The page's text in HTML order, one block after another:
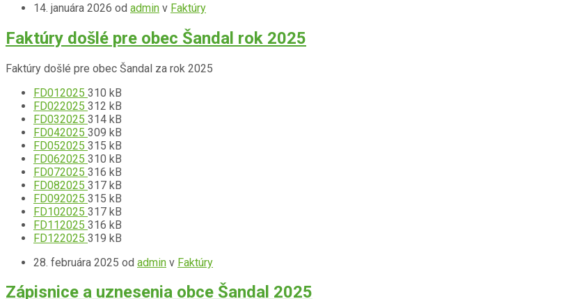
pdf
14. januára 2026 od admin v Faktúry
Faktúry došlé pre obec Šandal rok 2025
Faktúry došlé pre obec Šandal za rok 2025
PrílohyFD012025 Prípona
súboru:
pdf
Veľkosť
súboru:
310 kB
FD022025 Prípona
súboru:
pdf
Veľkosť
súboru:
312 kB
FD032025 Prípona
súboru:
pdf
Veľkosť
súboru:
314 kB
FD042025 Prípona
súboru:
pdf
Veľkosť
súboru:
309 kB
FD052025 Prípona
súboru:
pdf
Veľkosť
súboru:
315 kB
FD062025 Prípona
súboru:
pdf
Veľkosť
súboru:
310 kB
FD072025 Prípona
súboru:
pdf
Veľkosť
súboru:
316 kB
FD082025 Prípona
súboru:
pdf
Veľkosť
súboru:
317 kB
FD092025 Prípona
súboru:
pdf
Veľkosť
súboru:
315 kB
FD102025 Prípona
súboru:
pdf
Veľkosť
súboru:
317 kB
FD112025 Prípona
súboru:
Veľkosť
súboru:
316 kB
FD122025 Prípona
pdf
Veľkosť
319 kB
28. februára 2025 od admin v Faktúry
Zápisnice a uznesenia obce Šandal 2025